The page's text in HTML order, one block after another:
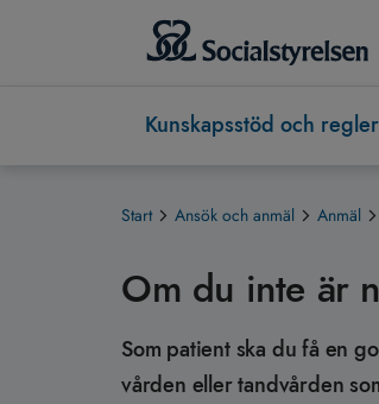
Kunskapsstöd och regler
Start Ansök och anmäl Anmäl
Om du inte är
Som patient ska du få en
vården eller tandvården